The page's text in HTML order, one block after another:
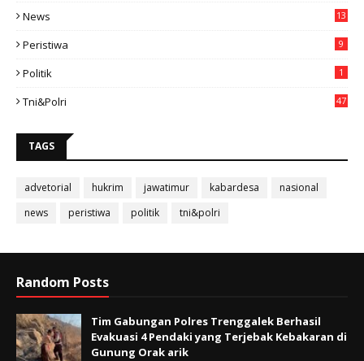
News
13
Peristiwa 9
Politik 1
Tni&polri 47
TAGS
advetorial hukrim jawatimur kabardesa
nasional
news
peristiwa politik tni&polri
Random Posts
Tim Gabungan Polres Trenggalek Berhasil
Evakuasi 4 Pendaki yang Terjebak Kebakaran di
Gunung Orak arik